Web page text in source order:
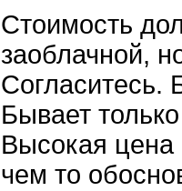
Стоимость
заоблачной,
Согласитесь.
Бывает
Высокая цена
чем то